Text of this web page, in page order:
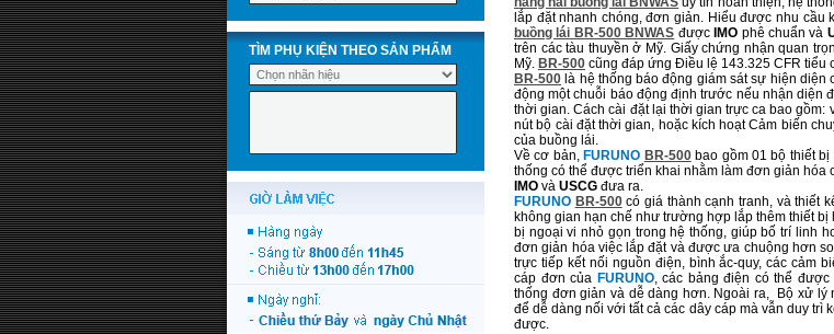
TÌM PHỤ KIỆN THEO SẢN PHẨM
lắp đặt nhanh chóng, đơn giản. Hiểu được nhu cầu
buồng lái BR-500 BNWAS được IMO phê chuẩn và
trên các tàu thuyền ở Mỹ. Giấy chứng nhận quan
Mỹ. BR-500 cũng đáp ứng Điều lệ 143.325 CFR tiểu
BR-500 là hệ thống báo động giám sát sự hiện
động một chuỗi báo động định trước nếu nhận diện
thời gian. Cách cài đặt lại thời gian trực ca bao gồm:
nút bộ cài đặt thời gian, hoặc kích hoạt Cảm biến
của buồng lái.
Về cơ bản, FURUNO BR-500bao gồm 01 bộ thiết bị
thống có thể được triển khai nhằm làm đơn giản
IMO và USCG đưa ra.
FURUNO BR-500có giá thành cạnh tranh, và thiết
không gian hạn chế như trường hợp lắp thêm thiết
bị ngoại vi nhỏ gọn trong hệ thống, giúp bố trí linh
đơn giản hóa việc lắp đặt và được ưa chuộng hơn
trực tiếp kết nối nguồn điện, bình ắc-quy, các cảm
cáp đơn của FURUNO, các bảng điện có thể được
thống đơn giản và dễ dàng hơn. Ngoài ra, Bộ xử lý
để dễ dàng nối với tất cả các dây cáp mà vẫn duy trì
được.